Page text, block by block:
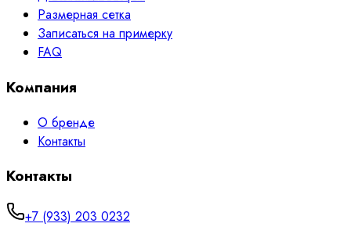
Размерная сетка
Записаться на примерку
FAQ
Компания
О бренде
Контакты
Контакты
+7 (933) 203 0232